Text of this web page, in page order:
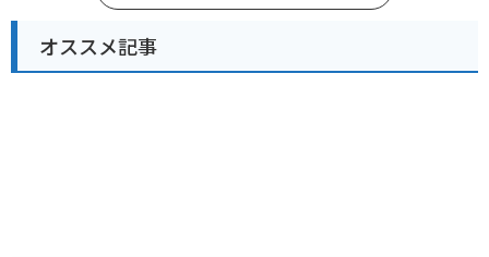
オススメ記事